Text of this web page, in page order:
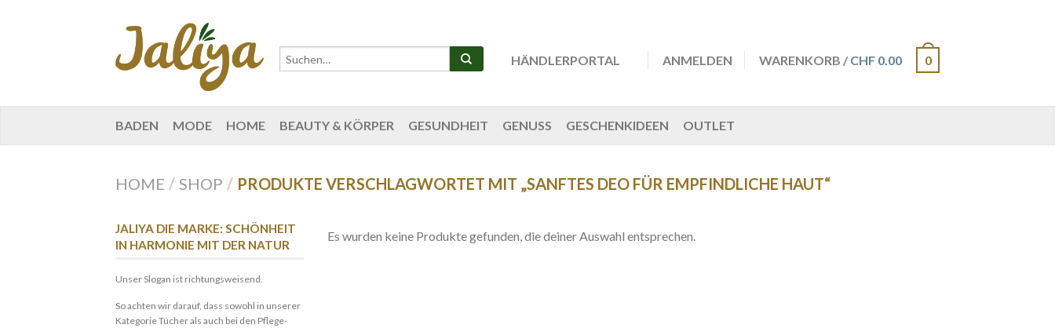
HÄNDLERPORTAL ANMELDEN WARENKORB / CHF 0.00 0
BADEN MODE HOME BEAUTY & KÖRPER GESUNDHEIT GENUSS GESCHENKIDEEN OUTLET
HOME / SHOP / PRODUKTE VERSCHLAGWORTET MIT „SANFTES DEO FÜR EMPFINDLICHE HAUT“
Es wurden keine Produkte gefunden, die deiner Auswahl entsprechen.
JALIYA DIE MARKE: SCHÖNHEIT
IN HARMONIE MIT DER NATUR
Unser Slogan ist richtungsweisend.
So achten wir darauf, dass sowohl in unserer
Kategorie Tücher als auch bei den Pflege-